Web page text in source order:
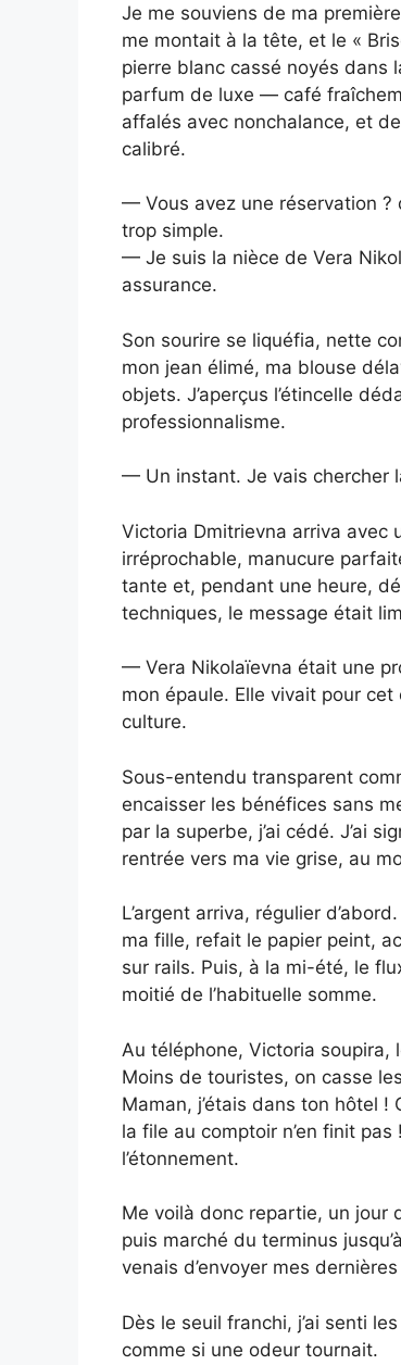
Je me souviens de ma
me montait à la tête, et le «
pierre blanc cassé noyés dans
parfum de luxe — café
affalés avec nonchalance, et
calibré.
— Vous avez une réservation
trop simple.
— Je suis la nièce de Vera
assurance.
Son sourire se liquéfia, nette
mon jean élimé, ma blouse
objets. J’aperçus l’étincelle
professionnalisme.
— Un instant. Je vais chercher
Victoria Dmitrievna arriva avec
irréprochable, manucure
tante et, pendant une heure,
techniques, le message était
— Vera Nikolaïevna était une
mon épaule. Elle vivait pour
culture.
Sous-entendu transparent
encaisser les bénéfices sans
par la superbe, j’ai cédé. J’ai
rentrée vers ma vie grise, au
L’argent arriva, régulier
ma fille, refait le papier peint,
sur rails. Puis, à la mi-été, le
moitié de l’habituelle somme.
Au téléphone, Victoria soupira,
Moins de touristes, on casse
Maman, j’étais dans ton hôtel
la file au comptoir n’en finit
l’étonnement.
Me voilà donc repartie, un jour
puis marché du terminus
venais d’envoyer mes
Dès le seuil franchi, j’ai senti
comme si une odeur tournait.